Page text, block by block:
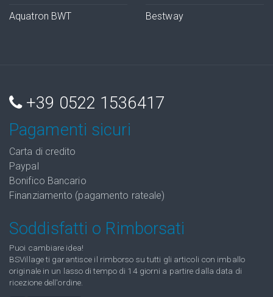
Aquatron BWT Bestway
+39 0522 1536417
Pagamenti sicuri
Carta di credito
Paypal
Bonifico Bancario
Finanziamento (pagamento rateale)
Soddisfatti o Rimborsati
Puoi cambiare idea!
BSVillage ti garantisce il rimborso su tutti gli articoli con imballo
originale in un lasso di tempo di 14 giorni a partire dalla data di
ricezione dell'ordine.